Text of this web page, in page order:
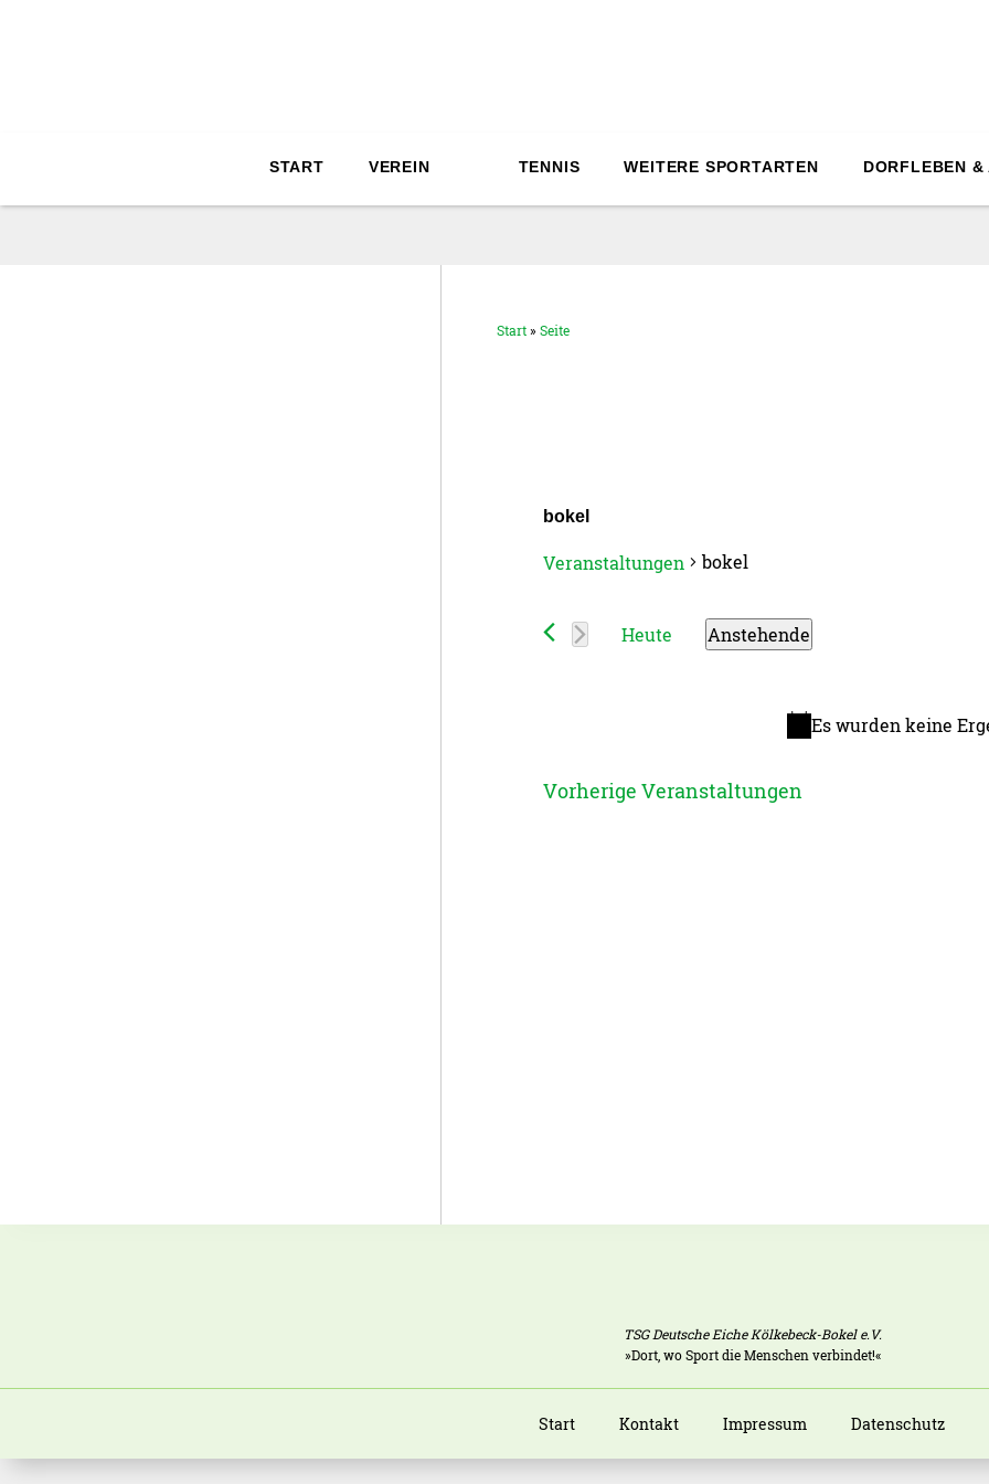
START VEREIN TENNIS WEITERE SPORTARTEN DORFLEBEN
Start»Seite
bokel
Veranstaltungen bokel
Veranstaltungen
Es wurden keine
Heute
Anstehende
Vorherige Veranstaltungen
TSG Deutsche Eiche Kölkebeck-Bokel e.V.
»Dort, wo Sport die Menschen verbindet!«
Start Kontakt Impressum Datenschutz